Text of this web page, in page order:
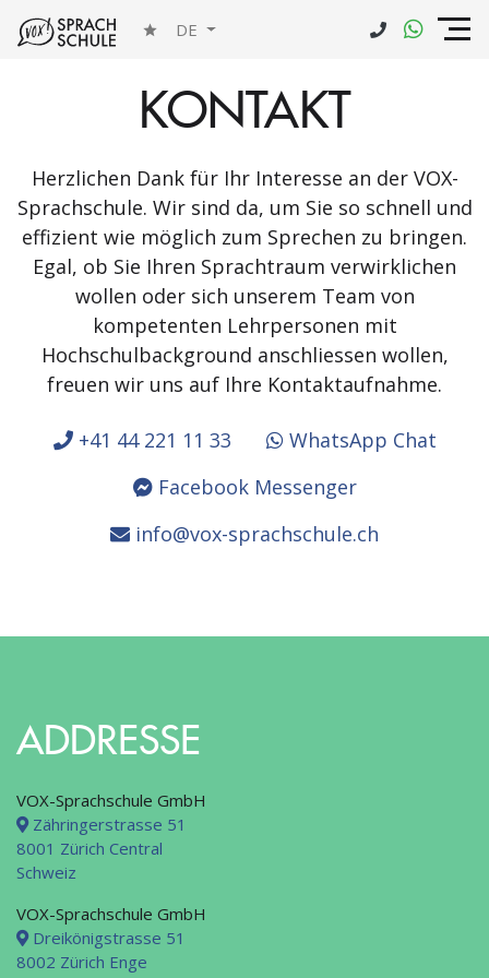
DE
KONTAKT
Herzlichen Dank für Ihr Interesse an der VOX-
Sprachschule. Wir sind da, um Sie so schnell und
effizient wie möglich zum Sprechen zu bringen.
Egal, ob Sie Ihren Sprachtraum verwirklichen
wollen oder sich unserem Team von
kompetenten Lehrpersonen mit
Hochschulbackground anschliessen wollen,
freuen wir uns auf Ihre Kontaktaufnahme.
+41 44 221 11 33
WhatsApp Chat
Facebook Messenger
info@vox-sprachschule.ch
ADDRESSE
VOX-Sprachschule GmbH
Zähringerstrasse 51
8001 Zürich Central
Schweiz
VOX-Sprachschule GmbH
Dreikönigstrasse 51
8002 Zürich Enge